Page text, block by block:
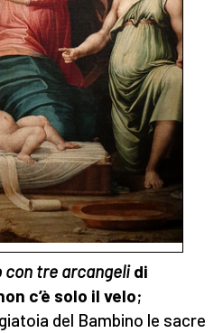
con tre arcangelidi
c’è solo il velo;
del Bambino le sacre